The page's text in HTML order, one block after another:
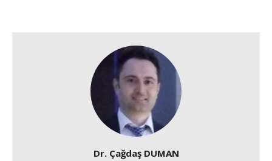
Dr. Çağdaş DUMAN